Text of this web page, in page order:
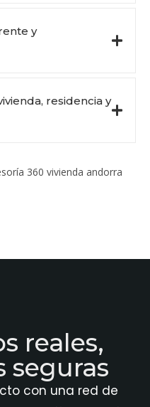
y
residencia y
reales,
seguras
con una red de